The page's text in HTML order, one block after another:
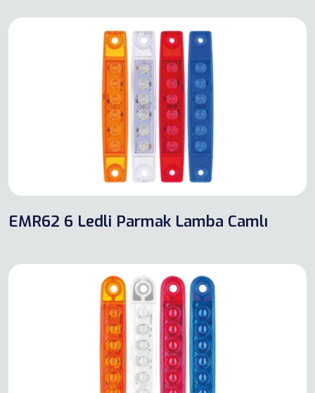
EMR62 6 Ledli Parmak Lamba Camlı